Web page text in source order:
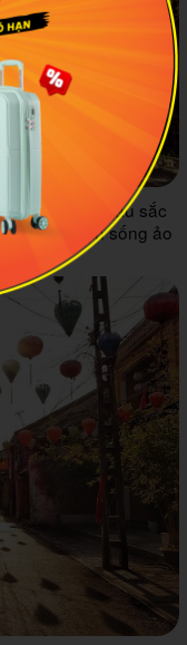
đến một màu sắc
chill để bạn sống ảo